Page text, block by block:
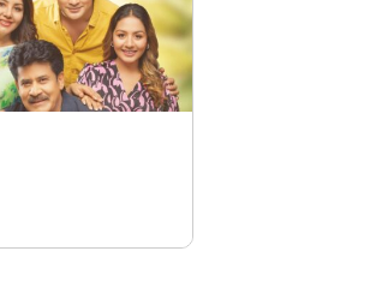
निर्देशित ‘बगान’
रिलिज हुने